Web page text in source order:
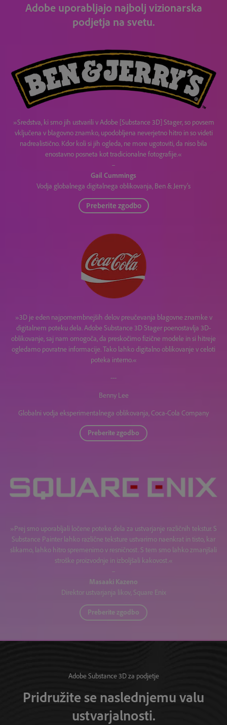
Adobe uporabljajo najbolj vizionarska
podjetja na svetu.
»Sredstva, ki smo jih ustvarili v Adobe [Substance 3D] Stager, so povsem
vključena v blagovno znamko, upodobljena neverjetno hitro in so videti
nadrealistično. Kdor koli si jih ogleda, ne more ugotoviti, da niso bila
enostavno posneta kot tradicionalne fotografije.«
–
Gail Cummings
Vodja globalnega digitalnega oblikovanja, Ben & Jerry’s
Preberite zgodbo
»3D je eden najpomembnejših delov preučevanja blagovne znamke v
digitalnem poteku dela. Adobe Substance 3D Stager poenostavlja 3D-
oblikovanje, saj nam omogoča, da preskočimo fizične modele in si hitreje
ogledamo povratne informacije. Tako lahko digitalno oblikovanje v celoti
poteka interno.«
---
Benny Lee
Globalni vodja eksperimentalnega oblikovanja, Coca-Cola Company
Preberite zgodbo
»Prej smo uporabljali ločene poteke dela za ustvarjanje različnih tekstur. S
Substance Painter lahko različne teksture ustvarimo naenkrat in tisto, kar
slikamo, lahko hitro spremenimo v resničnost. S tem smo lahko zmanjšali
stroške proizvodnje in izboljšali kakovost.«
–
Masaaki Kazeno
Direktor ustvarjanja likov, Square Enix
Preberite zgodbo
Adobe Substance 3D za podjetje
Pridružite se naslednjemu valu
ustvarjalnosti.